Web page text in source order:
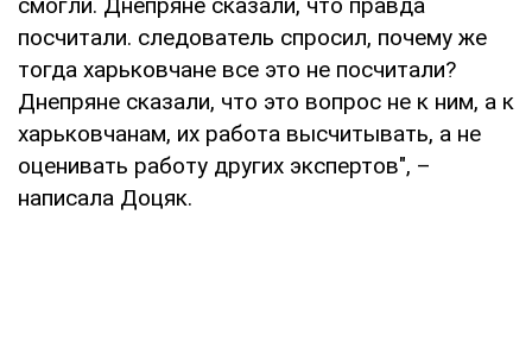
смогли. Днепряне сказали, что правда
посчитали. следователь спросил, почему же
тогда харьковчане все это не посчитали?
Днепряне сказали, что это вопрос не к ним, а к
харьковчанам, их работа высчитывать, а не
оценивать работу других экспертов", –
написала Доцяк.